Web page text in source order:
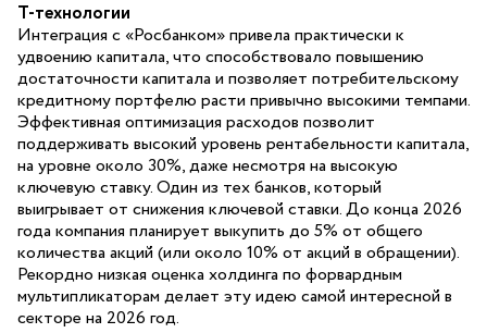
Т-технологии
Интеграция с «Росбанком» привела практически к
удвоению капитала, что способствовало повышению
достаточности капитала и позволяет потребительскому
кредитному портфелю расти привычно высокими темпами.
Эффективная оптимизация расходов позволит
поддерживать высокий уровень рентабельности капитала,
на уровне около 30%, даже несмотря на высокую
ключевую ставку. Один из тех банков, который
выигрывает от снижения ключевой ставки. До конца 2026
года компания планирует выкупить до 5% от общего
количества акций (или около 10% от акций в обращении).
Рекордно низкая оценка холдинга по форвардным
мультипликаторам делает эту идею самой интересной в
секторе на 2026 год.